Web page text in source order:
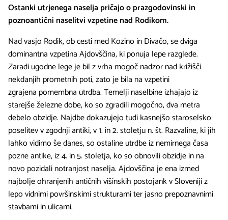
Ostanki utrjenega naselja pričajo o prazgodovinski in
poznoantični naselitvi vzpetine nad Rodikom.
Nad vasjo Rodik, ob cesti med Kozino in Divačo, se dviga
dominantna vzpetina Ajdovščina, ki ponuja lepe razglede.
Zaradi ugodne lege je bil z vrha mogoč nadzor nad križišči
nekdanjih prometnih poti, zato je bila na vzpetini
zgrajena pomembna utrdba. Temelji naselbine izhajajo iz
starejše železne dobe, ko so zgradili mogočno, dva metra
debelo obzidje. Najdbe dokazujejo tudi kasnejšo staroselsko
poselitev v zgodnji antiki, v 1. in 2. stoletju n. št. Razvaline, ki jih
lahko vidimo še danes, so ostaline utrdbe iz nemirnega časa
pozne antike, iz 4. in 5. stoletja, ko so obnovili obzidje in na
novo pozidali notranjost naselja. Ajdovščina je ena izmed
najbolje ohranjenih antičnih višinskih postojank v Sloveniji z
lepo vidnimi površinskimi strukturami ter jasno prepoznavnimi
stavbami in ulicami.